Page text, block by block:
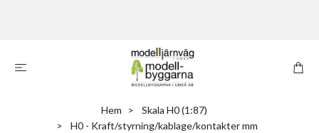
Hem
Skala H0 (1:87)
H0 - Kraft/styrning/kablage/kontakter mm